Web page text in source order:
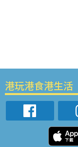
港玩港食港生活